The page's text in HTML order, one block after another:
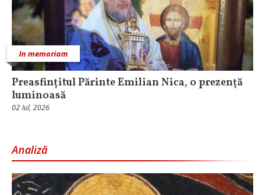
In memoriam
Preasfințitul Părinte Emilian Nica, o prezență
luminoasă
02 Iul, 2026
Analiză